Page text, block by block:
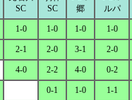
SC
SC
郷
ルパ
1-0 1-0 1-0 1-0
2-1 2-0 3-1 2-0
4-0 2-2 4-0 0-2
0-1 1-0 1-1